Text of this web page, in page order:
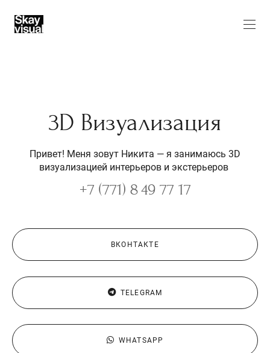
3D Визуализация
Привет! Меня зовут Никита — я занимаюсь 3D
визуализацией интерьеров и экстерьеров
+7 (771) 8 49 77 17
ВКОНТАКТЕ
TELEGRAM
WHATSAPP